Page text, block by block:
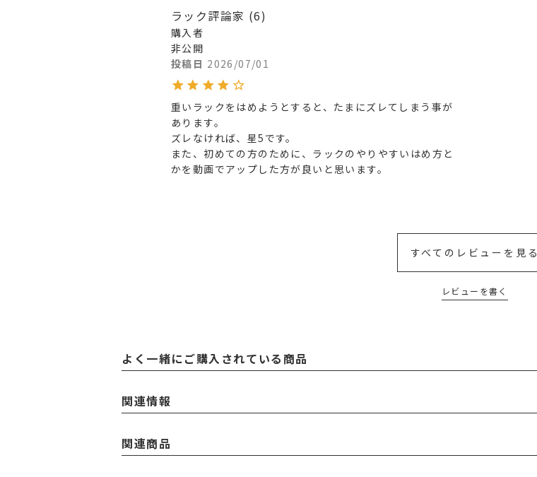
ラック評論家 6
購入者
非公開
投稿日 2026/07/01
重いラックをはめようとすると、たまにズレてしまう事が
あります。
ズレなければ、星5です。
また、初めての方のために、ラックのやりやすいはめ方と
かを動画でアップした方が良いと思います。
すべてのレビューを見る
レビューを書く
よく一緒にご購入されている商品
関連情報
関連商品